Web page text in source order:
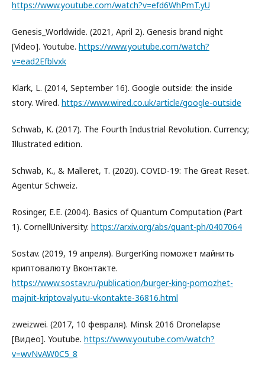
https://www.youtube.com/watch?v=efd6WhPmT.yU
Genesis_Worldwide. (2021, April 2). Genesis brand night
[Video]. Youtube. https://www.youtube.com/watch?
v=ead2Efblvxk
Klark, L. (2014, September 16). Google outside: the inside
story. Wired. https://www.wired.co.uk/article/google-outside
Schwab, K. (2017). The Fourth Industrial Revolution. Currency;
Illustrated edition.
Schwab, K., & Malleret, T. (2020). COVID-19: The Great Reset.
Agentur Schweiz.
Rosinger, E.E. (2004). Basics of Quantum Computation (Part
1). CornellUniversity. https://arxiv.org/abs/quant-ph/0407064
Sostav. (2019, 19 апреля). BurgerKing поможет майнить
криптовалюту Вконтакте.
https://www.sostav.ru/publication/burger-king-pomozhet-
majnit-kriptovalyutu-vkontakte-36816.html
zweizwei. (2017, 10 февраля). Minsk 2016 Dronelapse
[Видео]. Youtube. https://www.youtube.com/watch?
v=wvNvAW0C5_8